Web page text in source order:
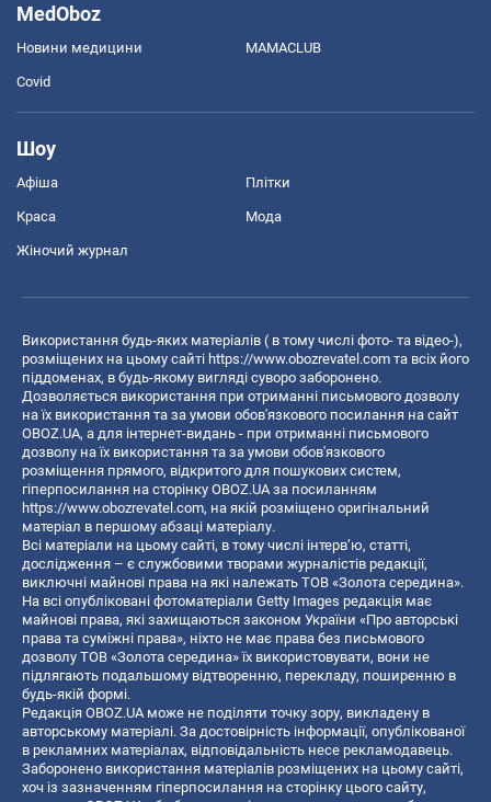
MedOboz
Новини медицини MAMACLUB
Covid
Шоу
Афіша Плітки
Краса Мода
Жіночий журнал
Використання будь-яких матеріалів ( в тому числі фото- та відео-),
розміщених на цьому сайті https://www.obozrevatel.com та всіх його
піддоменах, в будь-якому вигляді суворо заборонено.
Дозволяється використання при отриманні письмового дозволу
на їх використання та за умови обов'язкового посилання на сайт
OBOZ.UA, а для інтернет-видань - при отриманні письмового
дозволу на їх використання та за умови обов'язкового
розміщення прямого, відкритого для пошукових систем,
гіперпосилання на сторінку OBOZ.UA за посиланням
https://www.obozrevatel.com, на якій розміщено оригінальний
матеріал в першому абзаці матеріалу.
Всі матеріали на цьому сайті, в тому числі інтерв’ю, статті,
дослідження – є службовими творами журналістів редакції,
виключні майнові права на які належать ТОВ «Золота середина».
На всі опубліковані фотоматеріали Getty Images редакція має
майнові права, які захищаються законом України «Про авторські
права та суміжні права», ніхто не має права без письмового
дозволу ТОВ «Золота середина» їх використовувати, вони не
підлягають подальшому відтворенню, перекладу, поширенню в
будь-якій формі.
Редакція OBOZ.UA може не поділяти точку зору, викладену в
авторському матеріалі. За достовірність інформації, опублікованої
в рекламних матеріалах, відповідальність несе рекламодавець.
Заборонено використання матеріалів розміщених на цьому сайті,
хоч із зазначенням гіперпосилання на сторінку цього сайту,